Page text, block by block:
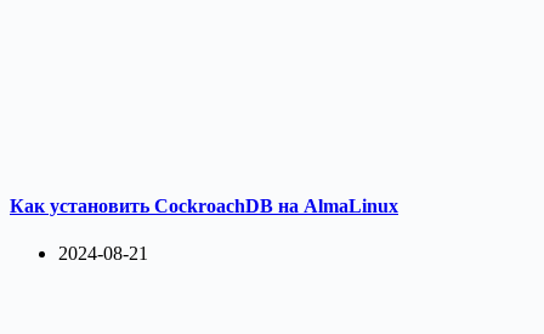
Как установить CockroachDB на AlmaLinux
2024-08-21